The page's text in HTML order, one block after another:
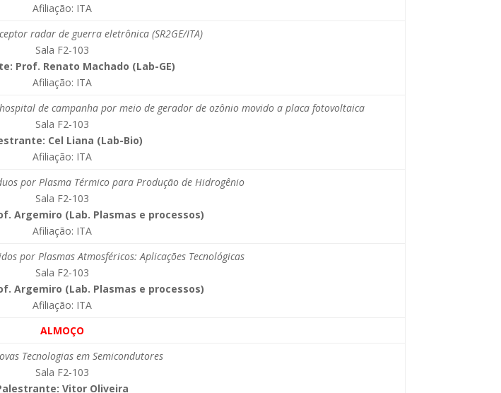
Afiliação: ITA
radar de guerra eletrônica (SR2GE/ITA)
Sala F2-103
Prof. Renato Machado (Lab-GE)
Afiliação: ITA
de campanha por meio de gerador de ozônio movido a placa fotovoltaica
Sala F2-103
Cel Liana (Lab-Bio)
Afiliação: ITA
por Plasma Térmico para Produção de Hidrogênio
Sala F2-103
Argemiro (Lab. Plasmas e processos)
Afiliação: ITA
por Plasmas Atmosféricos: Aplicações Tecnológicas
Sala F2-103
Argemiro (Lab. Plasmas e processos)
Afiliação: ITA
ALMOÇO
Tecnologias em Semicondutores
Sala F2-103
Vitor Oliveira